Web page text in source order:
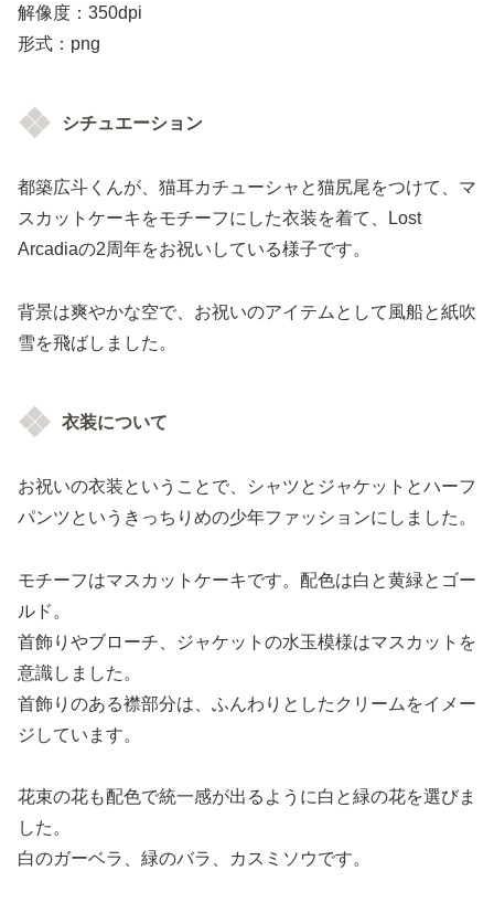
解像度：350dpi
形式：png
シチュエーション
都築広斗くんが、猫耳カチューシャと猫尻尾をつけて、マ
スカットケーキをモチーフにした衣装を着て、Lost
Arcadiaの2周年をお祝いしている様子です。
背景は爽やかな空で、お祝いのアイテムとして風船と紙吹
雪を飛ばしました。
衣装について
お祝いの衣装ということで、シャツとジャケットとハーフ
パンツというきっちりめの少年ファッションにしました。
モチーフはマスカットケーキです。配色は白と黄緑とゴー
ルド。
首飾りやブローチ、ジャケットの水玉模様はマスカットを
意識しました。
首飾りのある襟部分は、ふんわりとしたクリームをイメー
ジしています。
花束の花も配色で統一感が出るように白と緑の花を選びま
した。
白のガーベラ、緑のバラ、カスミソウです。